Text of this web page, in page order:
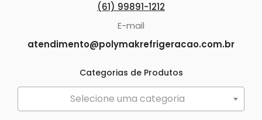
(61) 99891-1212
E-mail
atendimento@polymakrefrigeracao.com.br
Categorias de Produtos
Selecione uma categoria